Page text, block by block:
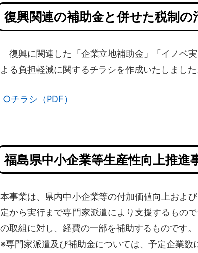
復興関連の補助金と併せた税制の
復興に関連した「企業立地補助金」「イノベ
よる負担軽減に関するチラシを作成いたしました
○チラシ（PDF）
福島県中小企業等生産性向上推進
本事業は、県内中小企業等の付加価値向上およ
定から実行まで専門家派遣により支援するもの
の取組に対し、経費の一部を補助するものです。
※専門家派遣及び補助金については、予定企業数